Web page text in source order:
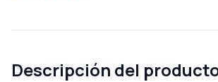
Descripción del